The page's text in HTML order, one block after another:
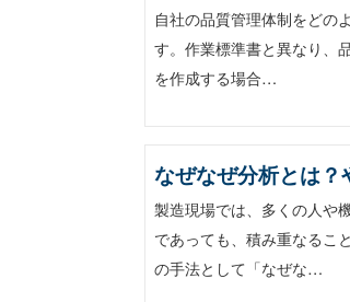
自社の品質管理体制をどの
す。作業標準書と異なり、
を作成する場合…
なぜなぜ分析とは
製造現場では、多くの人や
であっても、積み重なるこ
の手法として「なぜな…